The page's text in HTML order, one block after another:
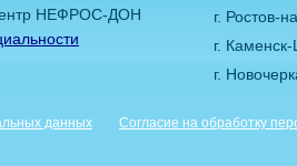
НЕФРОС-ДОН
г. Ростов-
г.
г.
данных Согласие на обработку